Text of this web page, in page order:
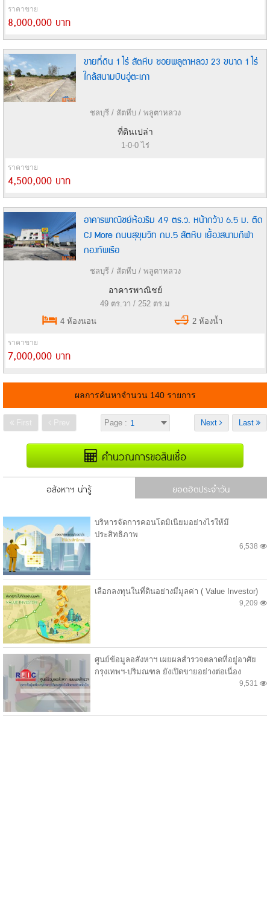
ราคาขาย
8,000,000 บาท
ขายที่ดิน 1 ไร่ สัตหีบ ซอยพลูตาหลวง 23 ขนาด 1 ไร่
ใกล้สนามบินอู่ตะเภา
ชลบุรี / สัตหีบ / พลูตาหลวง
ที่ดินเปล่า
1-0-0 ไร่
ราคาขาย
4,500,000 บาท
อาคารพาณิชย์ห้องริม 49 ตร.ว. หน้ากว้าง 6.5 ม. ติด
CJ More ถนนสุขุมวิท กม.5 สัตหีบ เยื้องสนามกีฬา
กองทัพเรือ
ชลบุรี / สัตหีบ / พลูตาหลวง
อาคารพาณิชย์
49 ตร.วา / 252 ตร.ม
4 ห้องนอน
2 ห้องน้ำ
ราคาขาย
7,000,000 บาท
ผลการค้นหาจำนวน 140 รายการ
First Prev Page : Last
Next
คำนวณการขอสินเชื่อ
อสังหาฯ น่ารู้ ยอดฮิตประจำวัน
บริหารจัดการคอนโดมิเนียมอย่างไรให้มี
ประสิทธิภาพ
6,538
เลือกลงทุนในที่ดินอย่างมีมูลค่า ( Value Investor)
9,209
ศูนย์ข้อมูลอสังหาฯ เผยผลสำรวจตลาดที่อยู่อาศัย
กรุงเทพฯ-ปริมณฑล ยังเปิดขายอย่างต่อเนื่อง
9,531